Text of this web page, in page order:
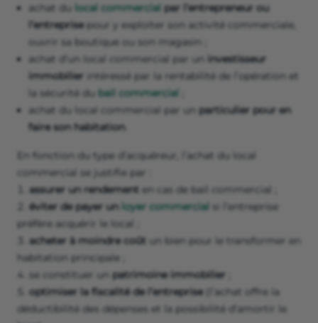
achat du local commercial par l’entrepreneur ou
l’entreprisepour y exploiter son activité commerciale,
ouvrir sa boutique ou son magasin ;
achat d’un local commercial par un investisseur
immobilier intéressé par la rentabilité de l’opération et
la sécurité du bail commercial
achat du local commercial par un particulier pour en
faire son habitation.
En fonction du type d’acquéreur, l’achat du local
commercial se justifie par :
assurer un rendement en cas de bail commercial ;
éviter de payer un loyer commercial si l’entreprise
préfère acquérir le local ;
acheter à moindre coût un bien pour le transformer en
habitation principale ;
se constituer un patrimoine immobilier
optimiser la fiscalité de l’entreprise(l’achat offre la
déductibilité des dépenses et la possibilité d’amortir le